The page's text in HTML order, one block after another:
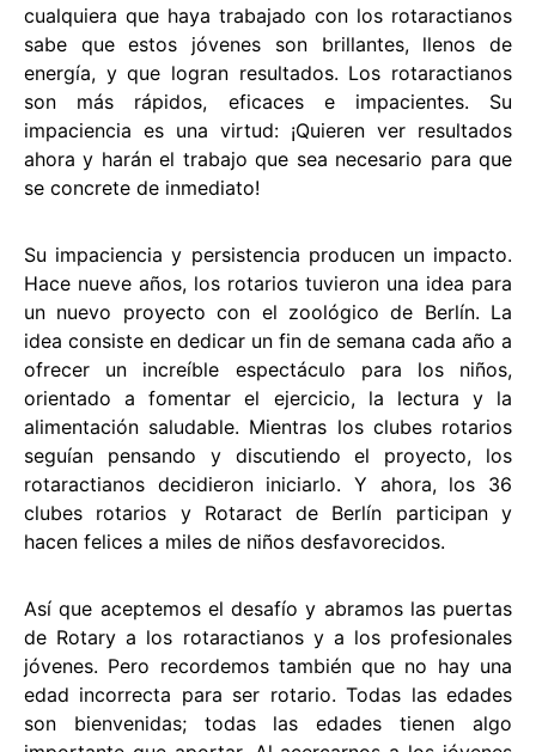
cualquiera que haya trabajado con los rotaractianos
sabe que estos jóvenes son brillantes, llenos de
energía, y que logran resultados. Los rotaractianos
son más rápidos, eficaces e impacientes. Su
impaciencia es una virtud: ¡Quieren ver resultados
ahora y harán el trabajo que sea necesario para que
se concrete de inmediato!
Su impaciencia y persistencia producen un impacto.
Hace nueve años, los rotarios tuvieron una idea para
un nuevo proyecto con el zoológico de Berlín. La
idea consiste en dedicar un fin de semana cada año a
ofrecer un increíble espectáculo para los niños,
orientado a fomentar el ejercicio, la lectura y la
alimentación saludable. Mientras los clubes rotarios
seguían pensando y discutiendo el proyecto, los
rotaractianos decidieron iniciarlo. Y ahora, los 36
clubes rotarios y Rotaract de Berlín participan y
hacen felices a miles de niños desfavorecidos.
Así que aceptemos el desafío y abramos las puertas
de Rotary a los rotaractianos y a los profesionales
jóvenes. Pero recordemos también que no hay una
edad incorrecta para ser rotario. Todas las edades
son bienvenidas; todas las edades tienen algo